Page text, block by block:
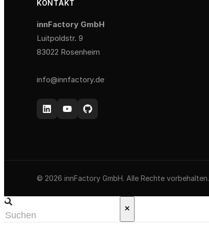
KONTAKT
innFactory GmbH
Luitpoldstr. 9
83022 Rosenheim
info@innfactory.de
© 2026 innFactory GmbH. Alle Rechte vorbehalten.